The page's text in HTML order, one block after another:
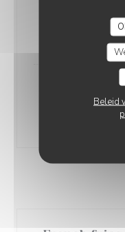
Beleid
Prepared at your
Blonde